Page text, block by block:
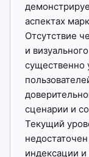
аспектах
Отсутствие
и
существенно
сценарии и
Текущий
индексации